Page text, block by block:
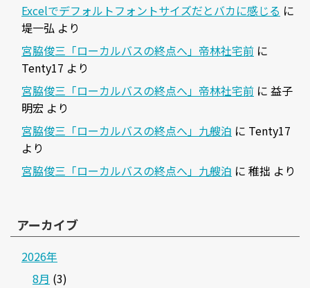
Excelでデフォルトフォントサイズだとバカに感じる に
堤一弘 より
宮脇俊三「ローカルバスの終点へ」帝林社宅前 に
Tenty17 より
宮脇俊三「ローカルバスの終点へ」帝林社宅前 に 益子
明宏 より
宮脇俊三「ローカルバスの終点へ」九艘泊 に Tenty17
より
宮脇俊三「ローカルバスの終点へ」九艘泊 に 稚拙 より
アーカイブ
2026年
8月 (3)